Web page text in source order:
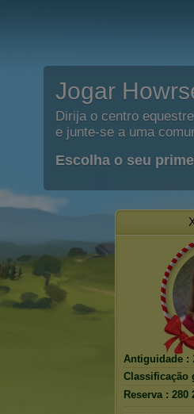
Jogar
Dirija o centro
e junte-se a uma
Escolha o seu
Antiguidade :
Classificação
Reserva : 280